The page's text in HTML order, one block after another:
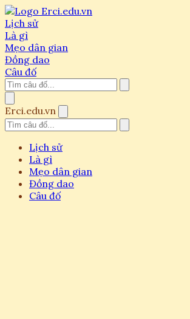
Lịch sử
Là gì
Mẹo dân gian
Đồng dao
Câu đố
Erci.edu.vn
Lịch sử
Là gì
Mẹo dân gian
Đồng dao
Câu đố